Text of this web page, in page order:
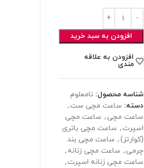
افزودن به سبد خرید
افزودن به علاقه
مندی
شناسه محصول: نامعلوم
دسته: ساعت مچی ست ,
ساعت مچی , ساعت مچی
اسپرت , ساعت مچی باتری
(کوارتز), ساعت مچی بند
چرمی , ساعت مچی زنانه ,
ساعت مچی زنانه اسپرت ,